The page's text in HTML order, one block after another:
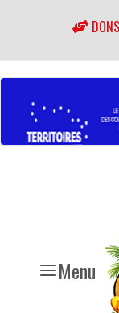
DONS
Menu